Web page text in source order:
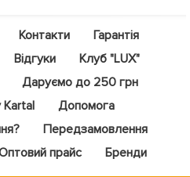
Контакти
Гарантія
Відгуки
Клуб "LUX"
Даруємо до 250 грн
Kartal
Допомога
Передзамовлення
прайс Бренди